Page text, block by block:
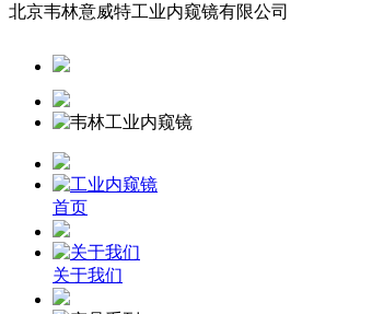
北京韦林意威特工业内窥镜有限公司
首页
关于我们